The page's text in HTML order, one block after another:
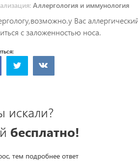
Аллергология и иммунология
Вас
с заложенностью носа.
искали?
бесплатно!
тем подробнее ответ